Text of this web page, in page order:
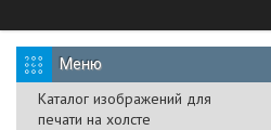
Каталог изображений для
печати на холсте